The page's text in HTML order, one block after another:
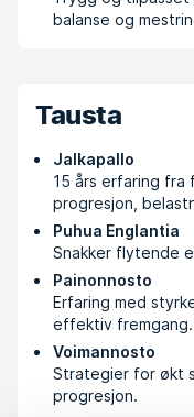
balanse og
Tausta
Jalkapallo
15 års erfaring
progresjon,
Puhua Englantia
Snakker flytende
Painonnosto
Erfaring med
effektiv fremgang.
Voimannosto
Strategier for økt
progresjon.